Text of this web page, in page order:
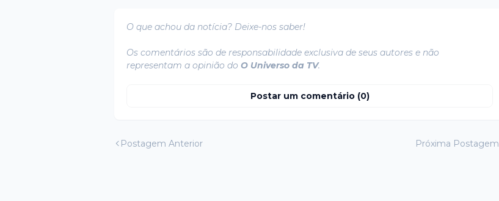
O que achou da notícia? Deixe-nos saber!
Os comentários são de responsabilidade exclusiva de seus autores e não
representam a opinião do O Universo da TV.
Postar um comentário (0)
Postagem Anterior Próxima Postagem